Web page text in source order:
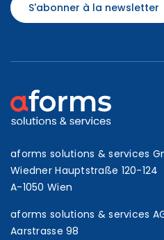
S'abonner à la newsletter
aforms solutions & services
Wiedner Hauptstraße 120-124
A-1050 Wien
aforms solutions & services
Aarstrasse 98